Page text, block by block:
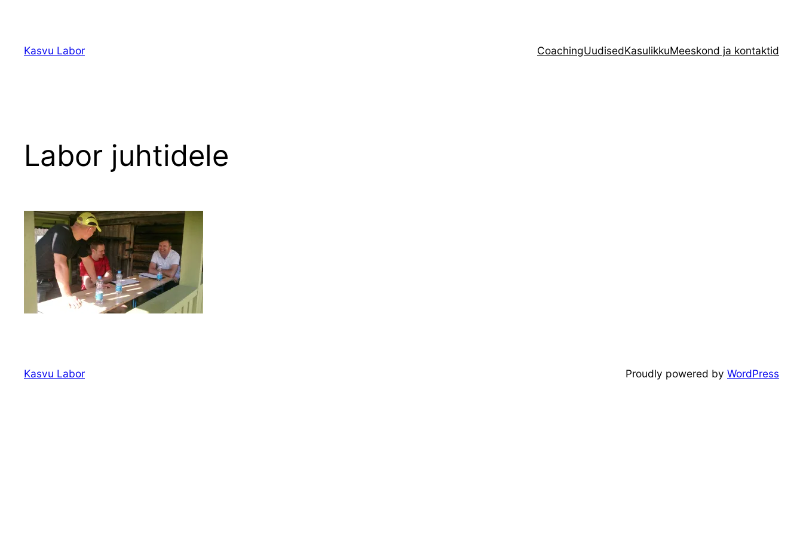
juurdeKasvu Labor CoachingUudisedKasulikkuMeeskond ja kontaktid
Labor juhtidele
Kasvu Labor Proudly powered by WordPress